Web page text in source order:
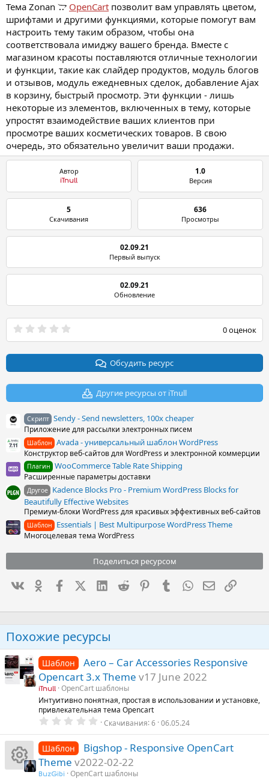
Тема Zonan OpenCart позволит вам управлять цветом,
шрифтами и другими функциями, которые помогут вам
настроить тему таким образом, чтобы она
соответствовала имиджу вашего бренда. Вместе с
магазином красоты поставляются отличные технологии
и функции, такие как слайдер продуктов, модуль блогов
и отзывов, модуль ежедневных сделок, добавление Ajax
в корзину, быстрый просмотр. Эти функции - лишь
некоторые из элементов, включенных в тему, которые
упростят взаимодействие ваших клиентов при
просмотре ваших косметических товаров. В свою
очередь, это обязательно увеличит ваши продажи.
Автор
iTnull
1.0
Версия
5
Скачивания
636
Просмотры
02.09.21
Первый выпуск
02.09.21
Обновление
0
0
в
з
0 оценок
Обсудить ресурс
Другие ресурсы от iTnull
Скрипт Sendy - Send newsletters, 100x cheaper
Приложение для рассылки электронных писем
Шаблон Avada - универсальный шаблон WordPress
Конструктор веб-сайтов для WordPress и электронной коммерции
Плагин WooCommerce Table Rate Shipping
Расширенные параметры доставки
Другое Kadence Blocks Pro - Premium WordPress Blocks for
Beautifully Effective Websites
Премиум-блоки WordPress для красивых эффективных веб-сайтов
Шаблон Essentials | Best Multipurpose WordPress Theme
Многоцелевая тема WordPress
Поделиться ресурсом
ВконтактеОдноклассники
FacebookX (Twitter)LinkedIn
Reddit PinterestTumblrWhatsAppСсылка
Похожие ресурсы
Шаблон
Aero – Car Accessories Responsive
Opencart 3.x Theme v17 June 2022
iTnull
OpenCart шаблоны
Интуитивно понятная, простая в использовании и установке,
привлекательная тема Opencart
0
0
0
з
в
ё
з
Скачивания 6 06.05.24
Шаблон
Bigshop - Responsive OpenCart
Theme v2022-02-22
BuzGibi
OpenCart шаблоны